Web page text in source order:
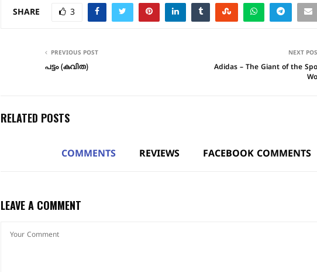
SHARE 3
PREVIOUS POST
പട്ടം (കവിത)
NEXT
Adidas – The Giant of the
RELATED POSTS
COMMENTS REVIEWS FACEBOOK COMMENTS
LEAVE A COMMENT